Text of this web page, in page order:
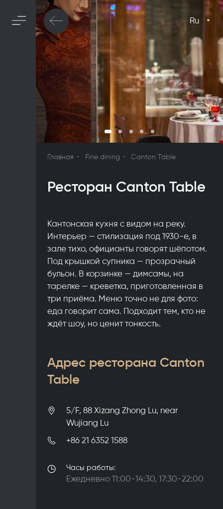
Ru
Главная Fine dining Canton Table
Ресторан Canton Table
Кантонская кухня с видом на реку.
Интерьер — стилизация под 1930-е, в
зале тихо, официанты говорят шёпотом.
Под крышкой супника — прозрачный
бульон. В корзинке — димсамы, на
тарелке — креветка, приготовленная в
три приёма. Меню точно не для фото:
еда говорит сама. Подходит тем, кто не
ждёт шоу, но ценит тонкость.
Адрес ресторана Canton
Table
5/F, 88 Xizang Zhong Lu, near
Wujiang Lu
+86 21 6352 1588
Часы работы:
Ежедневно 11:00-14:30, 17:30-22:00